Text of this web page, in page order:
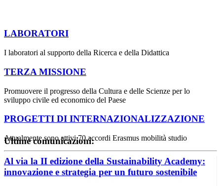
LABORATORI
I laboratori al supporto della Ricerca e della Didattica
TERZA MISSIONE
Promuovere il progresso della Cultura e delle Scienze per lo
sviluppo civile ed economico del Paese
PROGETTI DI INTERNAZIONALIZZAZIONE
Attualmente sono attivi 70 accordi Erasmus mobilità studio
Ultime comunicazioni:
Al via la II edizione della Sustainability Academy:
innovazione e strategia per un futuro sostenibile